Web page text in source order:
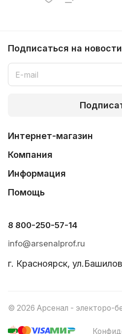
Подписаться на
Интернет-магазин
Компания
Информация
Помощь
8 800-250-57-14
info@arsenalprof.ru
г. Красноярск,
© 2026 Арсенал - электоро-